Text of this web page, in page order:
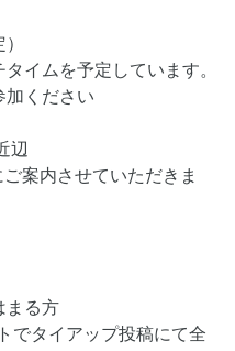
イムを予定しています。
ください
辺
案内させていただきま
まる方
でタイアップ投稿にて全